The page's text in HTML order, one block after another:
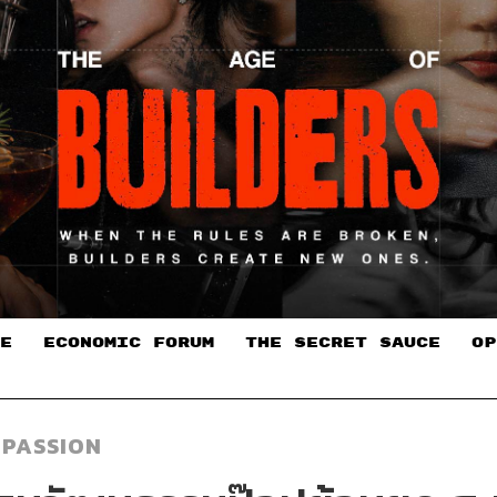
ECONOMIC FORUM THE SECRET SAUCE​